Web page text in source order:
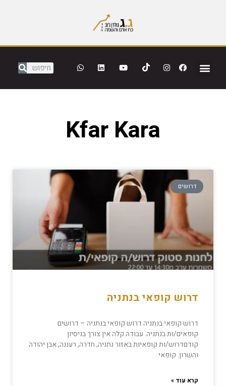
Kfar Kara
דרושים
דרוש קופאי בנתניה
דרוש קופאי בנתניה דרוש קופאי בנתניה – דרושים
קופאים/ות בנתניה. עבודה קלה אין צורך בניסיון
קודםדרוש/ות קופאיות באזור נתניה, חדרה, רעננה, אבן יהודה
והשרון. קופאי
קרא עוד »